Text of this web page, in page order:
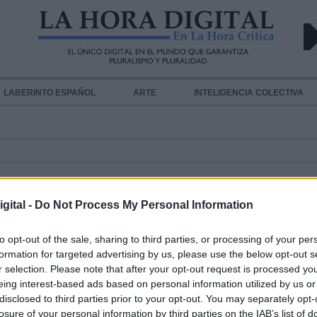
- Do Not Process My Personal Information
opt-out of the sale, sharing to third parties, or processing of your
for targeted advertising by us, please use the below opt-out
selection. Please note that after your opt-out request is processed
interest-based ads based on personal information utilized by us
to third parties prior to your opt-out. You may separately
of your personal information by third parties on the IAB’s list of
LABERINTO ESPAÑOL ARTE INTELIGENCIA COLECTIVA
Toda España se suma al luto
por el Gobierno por las víctimas de
Covid 19